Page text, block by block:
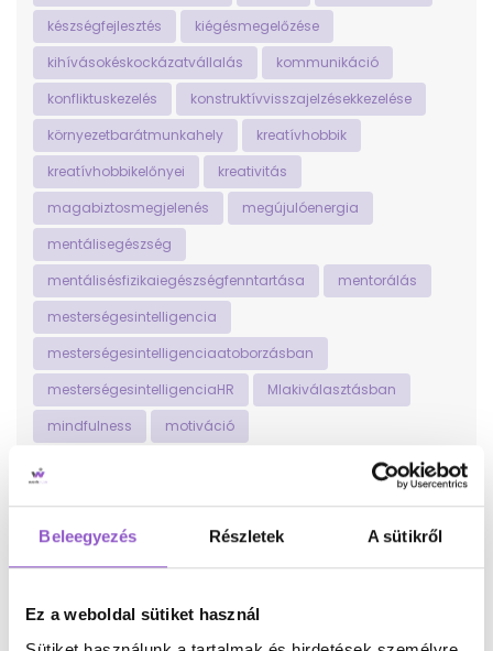
Beleegyezés Részletek A sütikről
Ez a weboldal sütiket használ
készségfejlesztés
kiégésmegelőzése
kihívásokéskockázatvállalás
kommunikáció
konfliktuskezelés
konstruktívvisszajelzésekkezelése
környezetbarátmunkahely
kreatívhobbik
kreatívhobbikelőnyei
kreativitás
magabiztosmegjelenés
megújulóenergia
mentálisegészség
mentálisésfizikaiegészségfenntartása
mentorálás
mesterségesintelligencia
mesterségesintelligenciaatoborzásban
mesterségesintelligenciaHR
MIakiválasztásban
mindfulness
motiváció
munkaerő-közvetítés
munkaerődiverzitás
munkaerőközvetítés
munkaerőpiac
munkaerőpiacilehetőségek
munkaerőpiaciversenyképesség